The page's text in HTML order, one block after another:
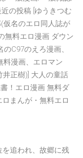
の投稿 [ゆうきつむ
仮名のエロ同人誌が
無料エロ漫画 ダウン
C97のえろ漫画、
料漫画、エロマン
井正樹)] 大人の童話
！エロ漫画 無料ダ
まんが・無料エロ
を追われ、故郷に残